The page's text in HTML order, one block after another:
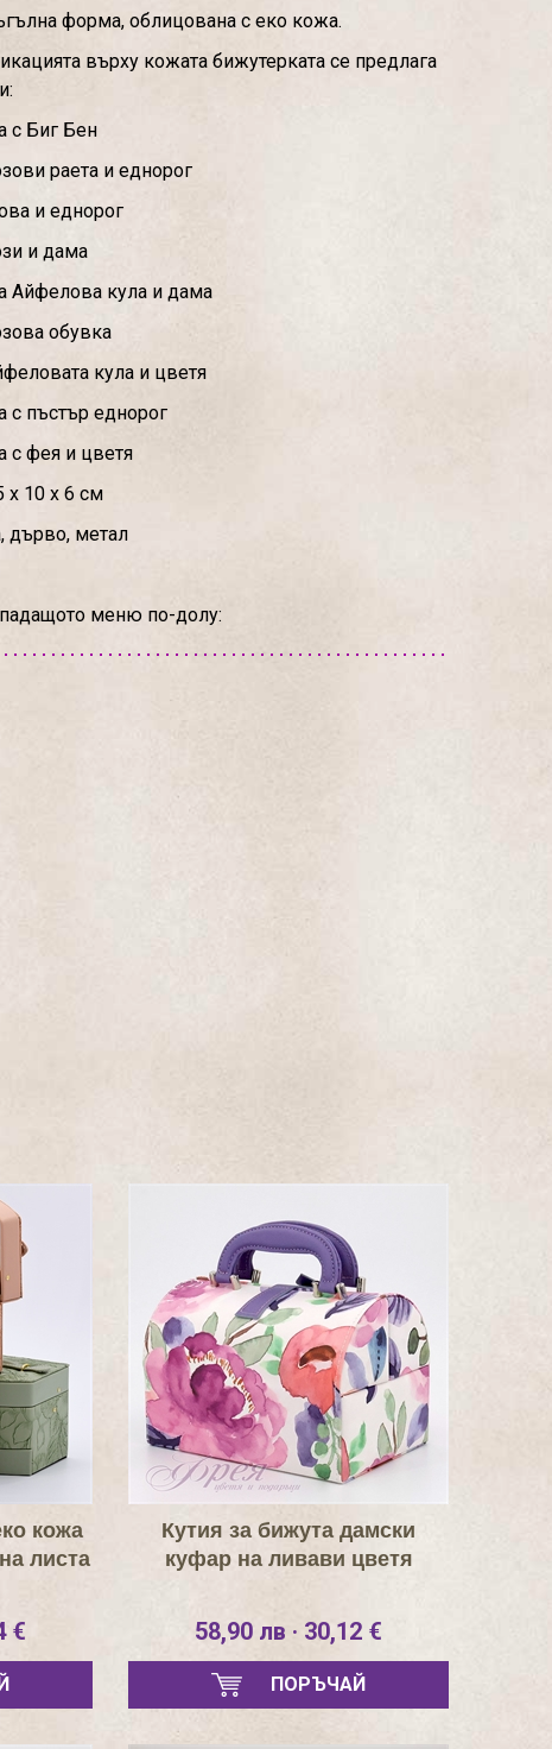
форма, облицована с еко кожа.
върху кожата бижутерката се предлага
с Биг Бен
раета и еднорог
и еднорог
и дама
Айфелова кула и дама
обувка
кула и цветя
с пъстър еднорог
с фея и цветя
10 х 6 см
дърво, метал
меню по-долу:
кожа
листа
€
Кутия за бижута дамски
куфар на ливави цветя
58,90 лв · 30,12 €
ПОРЪЧАЙ